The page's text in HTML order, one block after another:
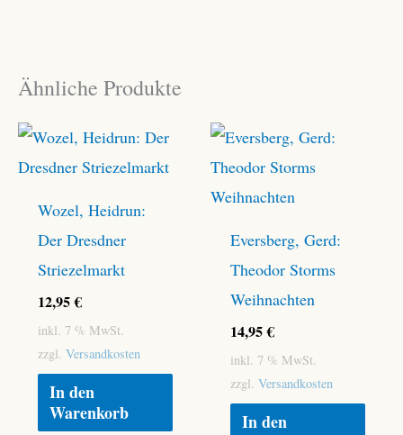
Ähnliche Produkte
Wozel, Heidrun:
Der Dresdner
Striezelmarkt
12,95€
inkl. 7 % MwSt.
zzgl. Versandkosten
In den
Warenkorb
Eversberg, Gerd:
Theodor Storms
Weihnachten
14,95€
inkl. 7 % MwSt.
zzgl. Versandkosten
In den